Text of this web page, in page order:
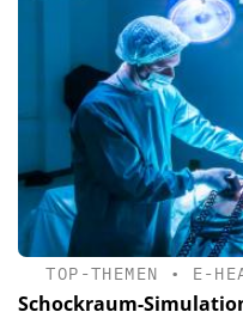
TOP-THEMEN • E-
Schockraum-